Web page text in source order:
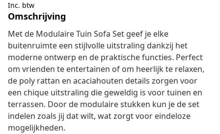
Inc. btw
Omschrijving
Met de Modulaire Tuin Sofa Set geef je elke
buitenruimte een stijlvolle uitstraling dankzij het
moderne ontwerp en de praktische functies. Perfect
om vrienden te entertainen of om heerlijk te relaxen,
de poly rattan en acaciahouten details zorgen voor
een chique uitstraling die geweldig is voor tuinen en
terrassen. Door de modulaire stukken kun je de set
indelen zoals jij dat wilt, wat zorgt voor eindeloze
mogelijkheden.